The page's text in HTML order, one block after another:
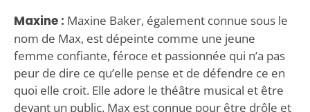
Maxine : Maxine Baker, également connue sous le
nom de Max, est dépeinte comme une jeune
femme confiante, féroce et passionnée qui n’a pas
peur de dire ce qu’elle pense et de défendre ce en
quoi elle croit. Elle adore le théâtre musical et être
devant un public. Max est connue pour être drôle et